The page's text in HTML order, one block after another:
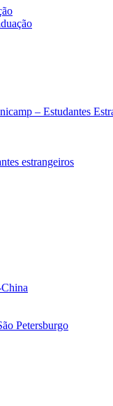
– Estudantes
estrangeiros
Petersburgo